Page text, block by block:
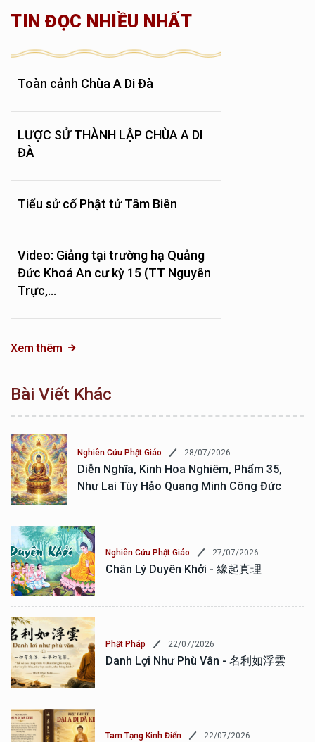
TIN ĐỌC NHIỀU NHẤT
Toàn cảnh Chùa A Di Đà
LƯỢC SỬ THÀNH LẬP CHÙA A DI
ĐÀ
Tiểu sử cố Phật tử Tâm Biên
Video: Giảng tại trường hạ Quảng
Đức Khoá An cư kỳ 15 (TT Nguyên
Trực,...
Xem thêm
Bài Viết Khác
Nghiên Cứu Phật Giáo 28/07/2026
Diễn Nghĩa, Kinh Hoa Nghiêm, Phẩm 35,
Như Lai Tùy Hảo Quang Minh Công Đức
Nghiên Cứu Phật Giáo 27/07/2026
Chân Lý Duyên Khởi - 緣起真理
Phật Pháp 22/07/2026
Danh Lợi Như Phù Vân - 名利如浮雲
Tam Tạng Kinh Điển 22/07/2026